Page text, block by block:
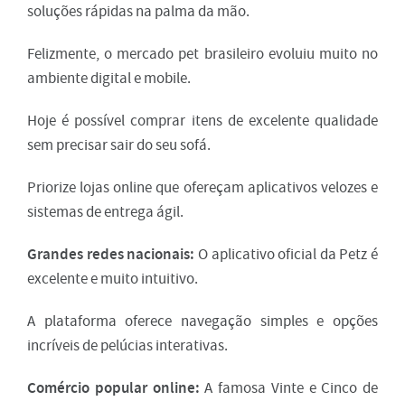
soluções rápidas na palma da mão.
Felizmente, o mercado pet brasileiro evoluiu muito no
ambiente digital e mobile.
Hoje é possível comprar itens de excelente qualidade
sem precisar sair do seu sofá.
Priorize lojas online que ofereçam aplicativos velozes e
sistemas de entrega ágil.
Grandes redes nacionais: O aplicativo oficial da Petz é
excelente e muito intuitivo.
A plataforma oferece navegação simples e opções
incríveis de pelúcias interativas.
Comércio popular online: A famosa Vinte e Cinco de